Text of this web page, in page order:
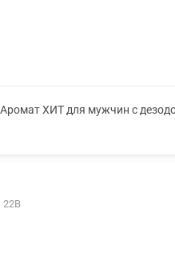
ХИТ для мужчин с
22В